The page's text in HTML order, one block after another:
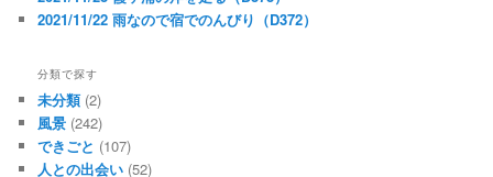
2021/11/22 雨なので宿でのんびり（D372）
分類で探す
未分類(2)
風景 (242)
できごと (107)
人との出会い (52)